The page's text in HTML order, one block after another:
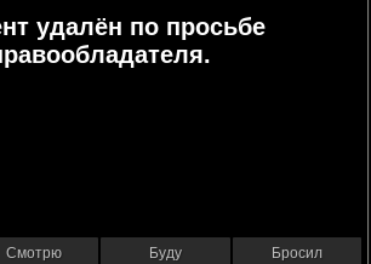
удалён по просьбе
Смотрю Буду Бросил